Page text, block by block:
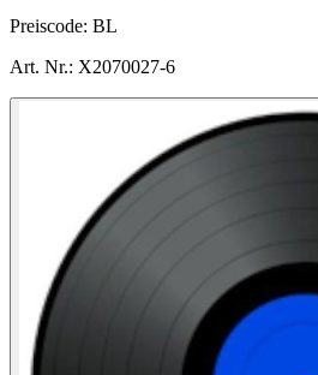
Preiscode: BL
Art. Nr.: X2070027-6